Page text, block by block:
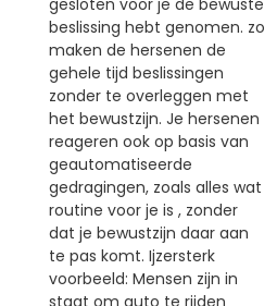
gesloten voor je de bewuste
beslissing hebt genomen. zo
maken de hersenen de
gehele tijd beslissingen
zonder te overleggen met
het bewustzijn. Je hersenen
reageren ook op basis van
geautomatiseerde
gedragingen, zoals alles wat
routine voor je is , zonder
dat je bewustzijn daar aan
te pas komt. Ijzersterk
voorbeeld: Mensen zijn in